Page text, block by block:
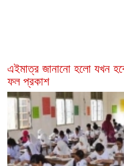
এইমাত্র জানানো হলো যখন
ফল প্রকাশ